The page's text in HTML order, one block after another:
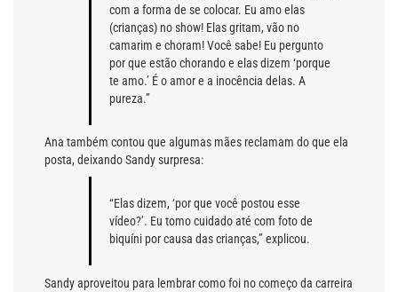
com a forma de se colocar. Eu amo elas
(crianças) no show! Elas gritam, vão no
camarim e choram! Você sabe! Eu pergunto
por que estão chorando e elas dizem ‘porque
te amo.’ É o amor e a inocência delas. A
pureza.”
Ana também contou que algumas mães reclamam do que ela
posta, deixando Sandy surpresa:
“Elas dizem, ‘por que você postou esse
vídeo?’. Eu tomo cuidado até com foto de
biquíni por causa das crianças,” explicou.
Sandy aproveitou para lembrar como foi no começo da carreira